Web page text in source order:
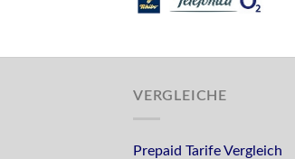
VERGLEICHE
Prepaid Tarife Vergleich